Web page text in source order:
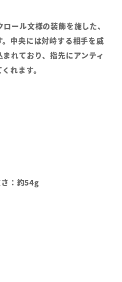
ール文様の装飾を施した、
中央には対峙する相手を威
れており、指先にアンティ
れます。
：約54g